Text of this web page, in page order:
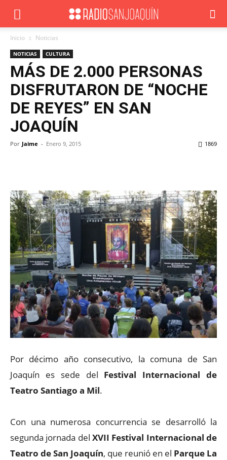
Inicio Noticias
NOTICIAS CULTURA
MÁS DE 2.000 PERSONAS
DISFRUTARON DE “NOCHE
DE REYES” EN SAN
JOAQUÍN
Por Jaime - Enero 9, 2015 1869
Por décimo año consecutivo, la comuna de San
Joaquín es sede del Festival Internacional de
Teatro Santiago a Mil.
Con una numerosa concurrencia se desarrolló la
segunda jornada del XVII Festival Internacional de
Teatro de San Joaquín, que reunió en el Parque La